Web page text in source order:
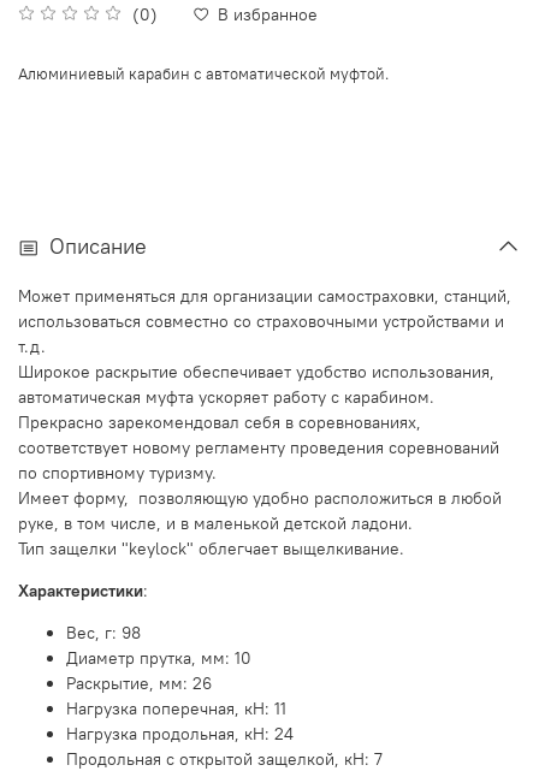
(0) В избранное
Алюминиевый карабин с автоматической муфтой.
Описание
Может применяться для организации самостраховки, станций,
использоваться совместно со страховочными устройствами и
т.д.
Широкое раскрытие обеспечивает удобство использования,
автоматическая муфта ускоряет работу с карабином.
Прекрасно зарекомендовал себя в соревнованиях,
соответствует новому регламенту проведения соревнований
по спортивному туризму.
Имеет форму, позволяющую удобно расположиться в любой
руке, в том числе, и в маленькой детской ладони.
Тип защелки "keylock" облегчает выщелкивание.
Характеристики:
Вес, г: 98
Диаметр прутка, мм: 10
Раскрытие, мм: 26
Нагрузка поперечная, кН: 11
Нагрузка продольная, кН: 24
Продольная с открытой защелкой, кН: 7